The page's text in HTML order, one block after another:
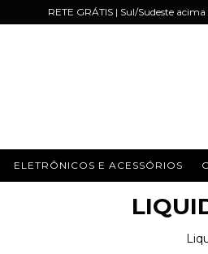
RETE GRÁTIS | Sul/Sudeste
ELETRÔNICOS E ACESSÓRIOS